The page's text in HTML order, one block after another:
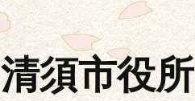
清須市役所